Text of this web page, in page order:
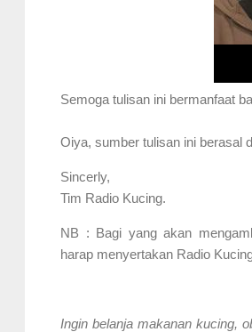
Semoga tulisan ini bermanfaat
Oiya, sumber tulisan ini berasal
Sincerly,
Tim Radio Kucing.
NB : Bagi yang akan
harap menyertakan Radio
Ingin belanja makanan kucing,